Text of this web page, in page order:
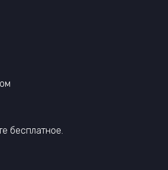
бесплатное.